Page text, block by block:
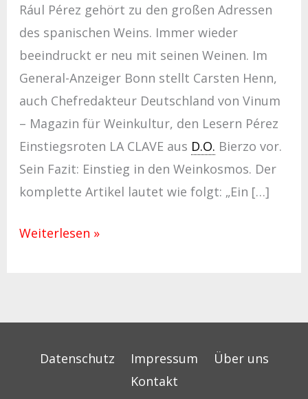
Rául Pérez gehört zu den großen Adressen
des spanischen Weins. Immer wieder
beeindruckt er neu mit seinen Weinen. Im
General-Anzeiger Bonn stellt Carsten Henn,
auch Chefredakteur Deutschland von Vinum
– Magazin für Weinkultur, den Lesern Pérez
Einstiegsroten LA CLAVE aus D.O. Bierzo vor.
Sein Fazit: Einstieg in den Weinkosmos. Der
komplette Artikel lautet wie folgt: „Ein […]
Weiterlesen »
Datenschutz Impressum
Über uns
Kontakt